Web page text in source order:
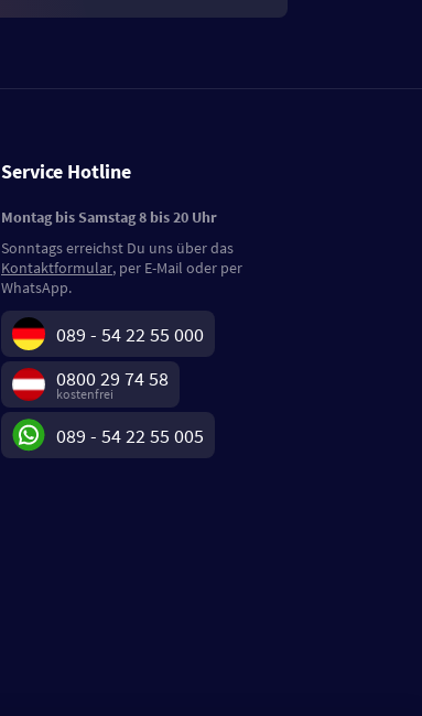
Service Hotline
Montag bis Samstag 8 bis 20 Uhr
Sonntags erreichst Du uns über das
Kontaktformular, per E-Mail oder per
WhatsApp.
089 - 54 22 55 000
0800 29 74 58
kostenfrei
089 - 54 22 55 005